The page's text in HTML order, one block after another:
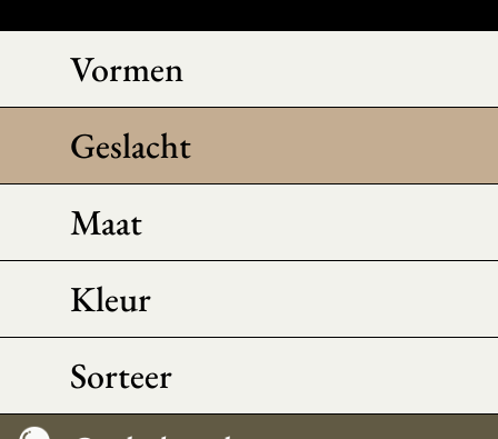
Vormen
Geslacht
Maat
Kleur
Sorteer